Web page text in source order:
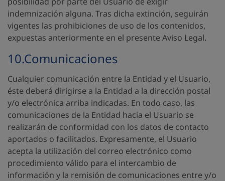
indemnización alguna. Tras dicha extinción, seguirán
vigentes las prohibiciones de uso de los contenidos,
expuestas anteriormente en el presente Aviso Legal.
10.Comunicaciones
Cualquier comunicación entre la Entidad y el Usuario,
éste deberá dirigirse a la Entidad a la dirección postal
y/o electrónica arriba indicadas. En todo caso, las
comunicaciones de la Entidad hacia el Usuario se
realizarán de conformidad con los datos de contacto
aportados o facilitados. Expresamente, el Usuario
acepta la utilización del correo electrónico como
procedimiento válido para el intercambio de
información y la remisión de comunicaciones entre y/o